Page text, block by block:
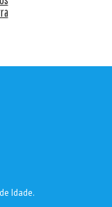
Idade.